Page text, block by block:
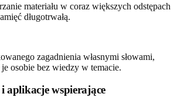
materiału w coraz większych odstępach
długotrwałą.
zagadnienia własnymi słowami,
je osobie bez wiedzy w temacie.
wspierające